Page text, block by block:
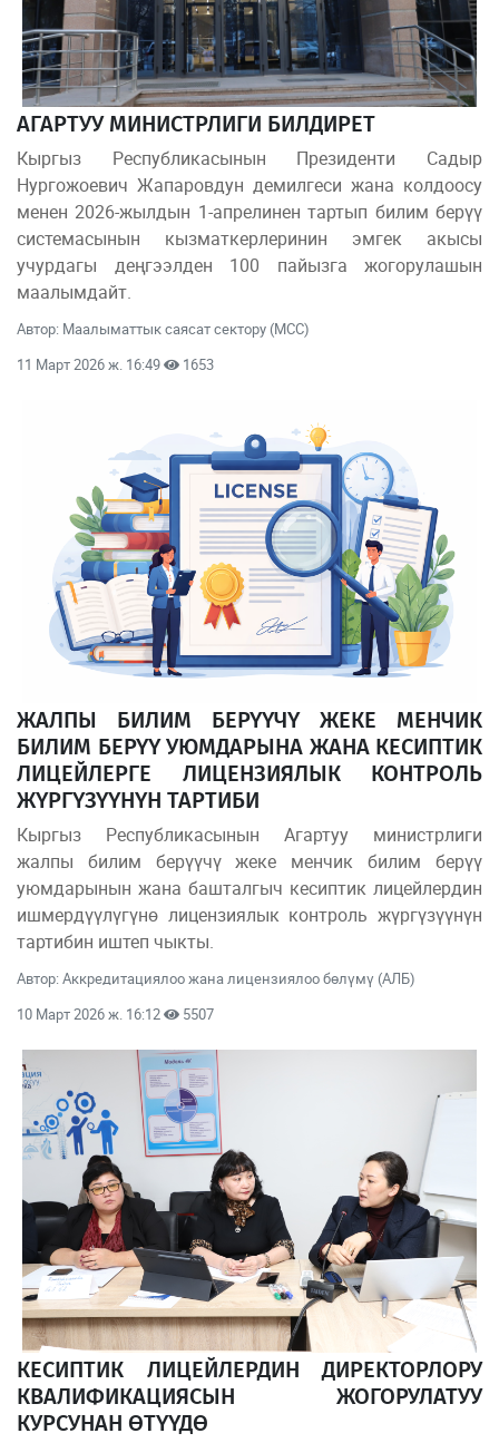
АГАРТУУ МИНИСТРЛИГИ БИЛДИРЕТ
Кыргыз Республикасынын Президенти Садыр
Нургожоевич Жапаровдун демилгеси жана колдоосу
менен 2026-жылдын 1-апрелинен тартып билим берүү
системасынын кызматкерлеринин эмгек акысы
учурдагы деңгээлден 100 пайызга жогорулашын
маалымдайт.
Автор: Маалыматтык саясат сектору (МСС)
11 Март 2026 ж. 16:49
1653
ЖАЛПЫ БИЛИМ БЕРҮҮЧҮ ЖЕКЕ МЕНЧИК
БИЛИМ БЕРҮҮ УЮМДАРЫНА ЖАНА КЕСИПТИК
ЛИЦЕЙЛЕРГЕ ЛИЦЕНЗИЯЛЫК КОНТРОЛЬ
ЖҮРГҮЗҮҮНҮН ТАРТИБИ
Кыргыз Республикасынын Агартуу министрлиги
жалпы билим берүүчү жеке менчик билим берүү
уюмдарынын жана башталгыч кесиптик лицейлердин
ишмердүүлүгүнө лицензиялык контроль жүргүзүүнүн
тартибин иштеп чыкты.
Автор: Аккредитациялоо жана лицензиялоо бөлүмү (АЛБ)
10 Март 2026 ж. 16:12
5507
КЕСИПТИК ЛИЦЕЙЛЕРДИН ДИРЕКТОРЛОРУ
КВАЛИФИКАЦИЯСЫН ЖОГОРУЛАТУУ
КУРСУНАН ӨТҮҮДӨ